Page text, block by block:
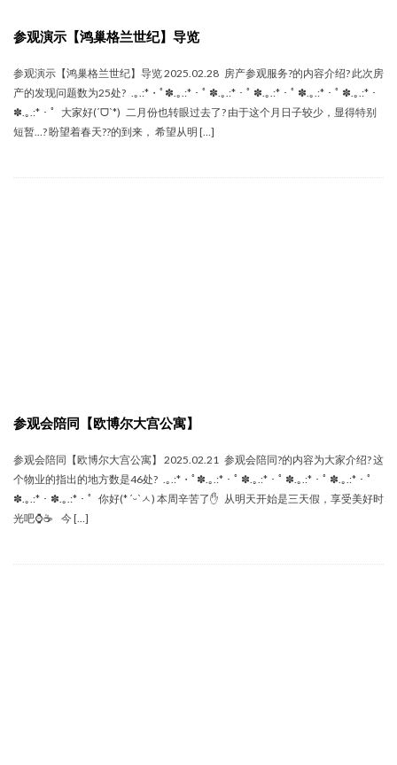
参观演示【鸿巢格兰世纪】导览
参观演示【鸿巢格兰世纪】导览 2025.02.28 房产参观服务‍?的内容介绍? 此次房
产的发现问题数为25处? .｡.:*・ﾟ✽.｡.:*・ﾟ ✽.｡.:*・ﾟ ✽.｡.:*・ﾟ ✽.｡.:*・ﾟ ✽.｡.:*・
✽.｡.:*・ﾟ 大家好(ˊᗜˋ*) 二月份也转眼过去了? 由于这个月日子较少，显得特别
短暂…? 盼望着春天??的到来， 希望从明 […]
参观会陪同【欧博尔大宫公寓】
参观会陪同【欧博尔大宫公寓】 2025.02.21 参观会陪同‍?的内容为大家介绍? 这
个物业的指出的地方数是46处? .｡.:*・ﾟ✽.｡.:*・ﾟ ✽.｡.:*・ﾟ ✽.｡.:*・ﾟ ✽.｡.:*・ﾟ
✽.｡.:*・✽.｡.:*・ﾟ 你好(* ˊᵕˋㅅ) 本周辛苦了✋ 从明天开始是三天假，享受美好时
光吧⌚☕ 今 […]